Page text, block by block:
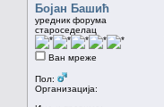
Бојан Башић
уредник форума
староседелац
Ван мреже
Пол:
Организација: